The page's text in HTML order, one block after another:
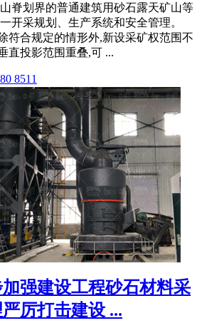
脊划界的普通建筑用砂石露天矿山等
开采规划、生产系统和安全管理。
符合规定的情形外,新设采矿权范围不
直投影范围重叠,可 ...
8511
强建设工程砂石材料采
厉打击建设 ...